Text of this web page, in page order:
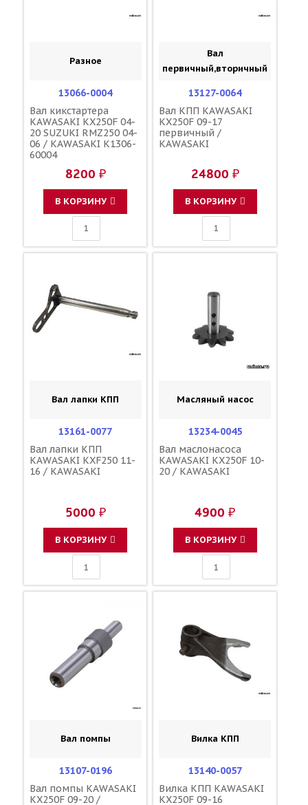
Разное
13066-0004
Вал кикстартера
KAWASAKI KX250F 04-
20 SUZUKI RMZ250 04-
06 / KAWASAKI K1306-
60004
8200 ₽
В КОРЗИНУ
Вал
первичный,вторичный
13127-0064
Вал КПП KAWASAKI
KX250F 09-17
первичный /
KAWASAKI
24800 ₽
В КОРЗИНУ
Вал лапки КПП
13161-0077
Вал лапки КПП
KAWASAKI KXF250 11-
16 / KAWASAKI
5000 ₽
В КОРЗИНУ
Масляный насос
13234-0045
Вал маслонасоса
KAWASAKI KX250F 10-
20 / KAWASAKI
4900 ₽
В КОРЗИНУ
Вал помпы
13107-0196
Вал помпы KAWASAKI
KX250F 09-20 /
Вилка КПП
13140-0057
Вилка КПП KAWASAKI
KX250F 09-16